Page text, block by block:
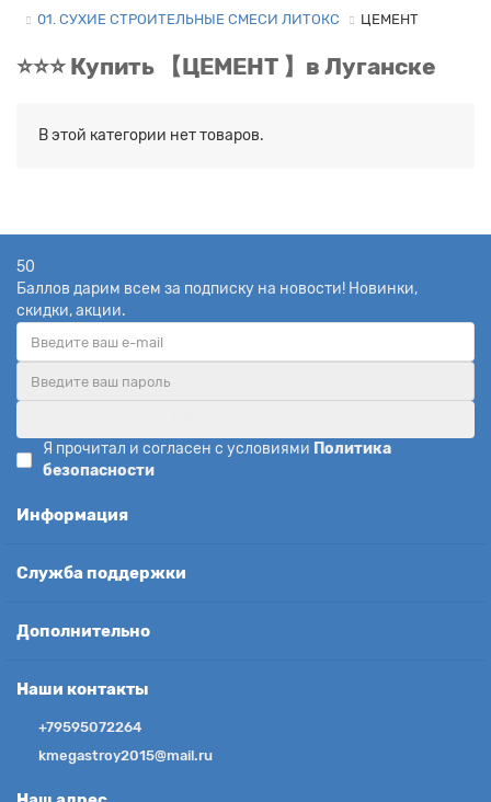
01. СУХИЕ СТРОИТЕЛЬНЫЕ СМЕСИ ЛИТОКС ЦЕМЕНТ
⭐️⭐️⭐️ Купить 【ЦЕМЕНТ 】в Луганске
В этой категории нет товаров.
50
Баллов дарим всем за подписку на новости! Новинки,
скидки, акции.
Я прочитал и согласен с условиями Политика
безопасности
Информация
Служба поддержки
Дополнительно
Наши контакты
+79595072264
kmegastroy2015@mail.ru